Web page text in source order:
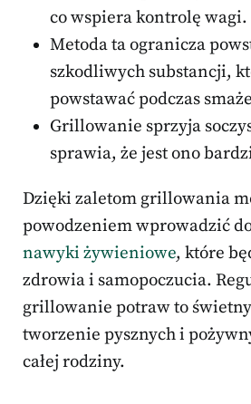
co wspiera kontrolę wagi.
Metoda ta ogranicza
szkodliwych substancji,
powstawać podczas
Grillowanie sprzyja
sprawia, że jest ono
Dzięki zaletom grillowania
powodzeniem wprowadzić
nawyki żywieniowe, które
zdrowia i samopoczucia.
grillowanie potraw to
tworzenie pysznych i
całej rodziny.